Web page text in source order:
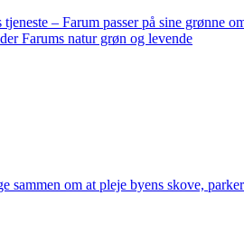
– Farum passer på sine grønne
Farums natur grøn og levende
sammen om at pleje byens skove,